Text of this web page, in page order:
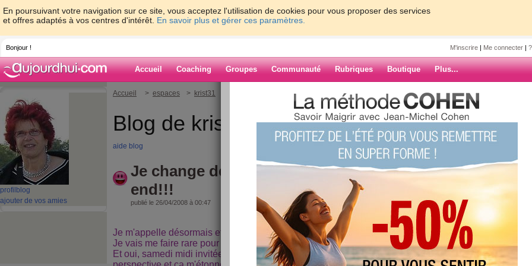
En poursuivant votre navigation sur ce site, vous acceptez l'utilisation de cookies pour vous proposer des services
et offres adaptés à vos centres d'intérêt. En savoir plus et gérer ces paramètres.
Bonjour ! M'inscrire | Me connecter |
Accueil Coaching Groupes Communauté Rubriques Boutique Plus...
profil blog
ajouter de vos amies
Accueil > espaces > krist31 > Je change de nom pour le week end!!!
Blog de krist31
aide blog
Je change de nom pour le week
end!!!
publié le 26/04/2008 à 00:47
Je m'appelle désormais et jusqu'à dimanche soir"DESIREE"
...
Je vais me faire rare pour cause de fiesta annoncée.
Et oui, samedi midi invitée aux noces d'or d'amis... bringue en
ARCHIVES